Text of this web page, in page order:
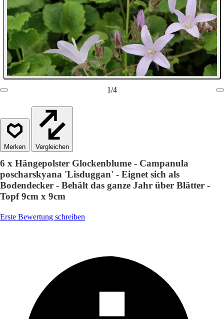
1/4
Vergleichen
6 x Hängepolster Glockenblume - Campanula
poscharskyana 'Lisduggan' - Eignet sich als
Bodendecker - Behält das ganze Jahr über Blätter -
Topf 9cm x 9cm
Erste Bewertung schreiben